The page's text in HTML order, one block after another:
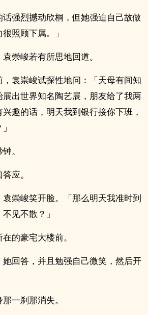
强烈撼动欣桐，但她强迫自己故做
照顾下属。」
袁崇峻若有所思地回道。
袁崇峻试探性地问：「天母有间知
出世界知名陶艺展，朋友给了我两
趣的话，明天我到银行接你下班，
。
应。
崇峻笑开脸。「那么明天我准时到
见不散？」
的豪宅大楼前。
她回答，并且勉强自己微笑，然后开
一刹那消失。